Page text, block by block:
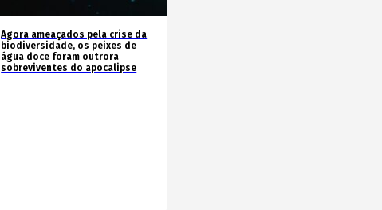
Agora ameaçados pela crise da
biodiversidade, os peixes de
água doce foram outrora
sobreviventes do apocalipse